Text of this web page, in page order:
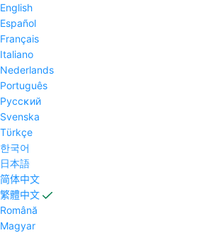
English
Español
Français
Italiano
Nederlands
Português
Pyccĸий
Svenska
Tϋrkçe
한국어
日本語
简体中文
繁體中文
Română
Magyar